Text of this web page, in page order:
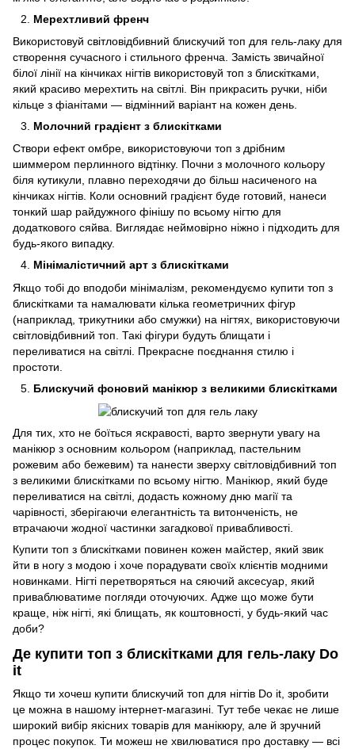
Мерехтливий френч
Використовуй світловідбивний блискучий топ для гель-лаку для
створення сучасного і стильного френча. Замість звичайної
білої лінії на кінчиках нігтів використовуй топ з блискітками,
який красиво мерехтить на світлі. Він прикрасить ручки, ніби
кільце з фіанітами — відмінний варіант на кожен день.
Молочний градієнт з блискітками
Створи ефект омбре, використовуючи топ з дрібним
шиммером перлинного відтінку. Почни з молочного кольору
біля кутикули, плавно переходячи до більш насиченого на
кінчиках нігтів. Коли основний градієнт буде готовий, нанеси
тонкий шар райдужного фінішу по всьому нігтю для
додаткового сяйва. Виглядає неймовірно ніжно і підходить для
будь-якого випадку.
Мінімалістичний арт з блискітками
Якщо тобі до вподоби мінімалізм, рекомендуємо купити топ з
блискітками та намалювати кілька геометричних фігур
(наприклад, трикутники або смужки) на нігтях, використовуючи
світловідбивний топ. Такі фігури будуть блищати і
переливатися на світлі. Прекрасне поєднання стилю і
простоти.
Блискучий фоновий манікюр з великими блискітками
Для тих, хто не боїться яскравості, варто звернути увагу на
манікюр з основним кольором (наприклад, пастельним
рожевим або бежевим) та нанести зверху світловідбивний топ
з великими блискітками по всьому нігтю. Манікюр, який буде
переливатися на світлі, додасть кожному дню магії та
чарівності, зберігаючи елегантність та витонченість, не
втрачаючи жодної частинки загадкової привабливості.
Купити топ з блискітками повинен кожен майстер, який звик
йти в ногу з модою і хоче порадувати своїх клієнтів модними
новинками. Нігті перетворяться на сяючий аксесуар, який
приваблюватиме погляди оточуючих. Адже що може бути
краще, ніж нігті, які блищать, як коштовності, у будь-який час
доби?
Де купити топ з блискітками для гель-лаку Do
it
Якщо ти хочеш купити блискучий топ для нігтів Do it, зробити
це можна в нашому інтернет-магазині. Тут тебе чекає не лише
широкий вибір якісних товарів для манікюру, але й зручний
процес покупок. Ти можеш не хвилюватися про доставку — всі